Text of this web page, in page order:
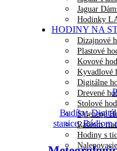
Jaguar
Hodinky
HODINY NA
Dizajnové
Plastové
Kovové
Kyvadlové
Digitálne
Drevené
Stolové
Sklenené
Rádiom
Hodiny s
Budíky,
stanice,Rádiom